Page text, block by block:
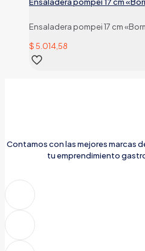
Ensaladera pompei 17 cm
$5.014,58
Contamos con las mejores marcas
tu emprendimiento